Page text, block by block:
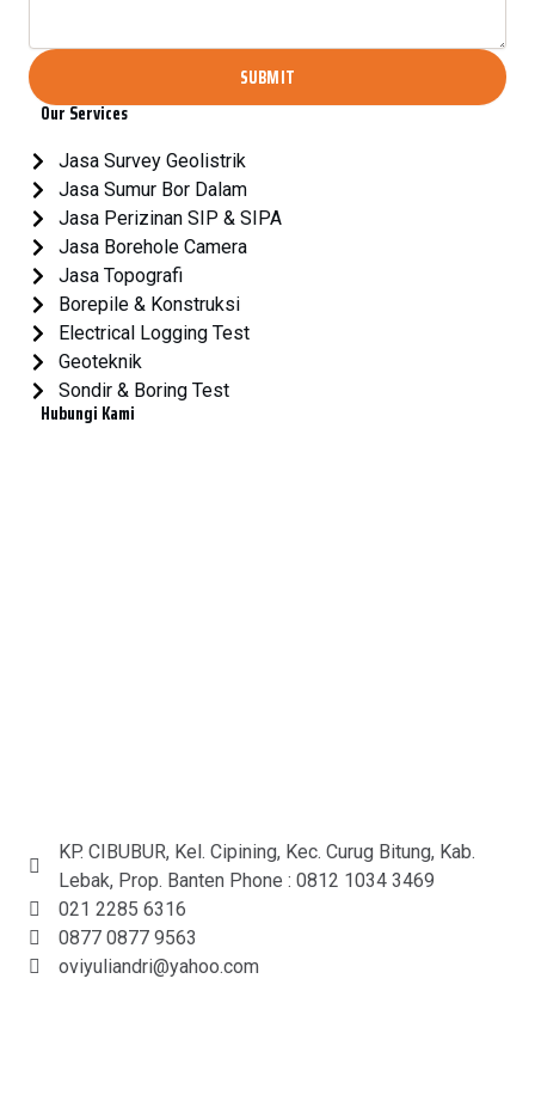
SUBMIT
Our Services
Jasa Survey Geolistrik
Jasa Sumur Bor Dalam
Jasa Perizinan SIP & SIPA
Jasa Borehole Camera
Jasa Topografi
Borepile & Konstruksi
Electrical Logging Test
Geoteknik
Sondir & Boring Test
Hubungi Kami
KP. CIBUBUR, Kel. Cipining, Kec. Curug Bitung, Kab.
Lebak, Prop. Banten Phone : 0812 1034 3469
021 2285 6316
0877 0877 9563
oviyuliandri@yahoo.com